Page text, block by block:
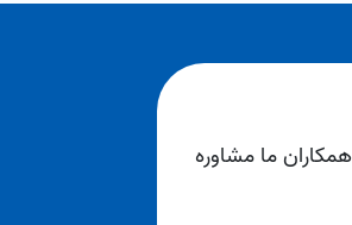
ما مشاوره